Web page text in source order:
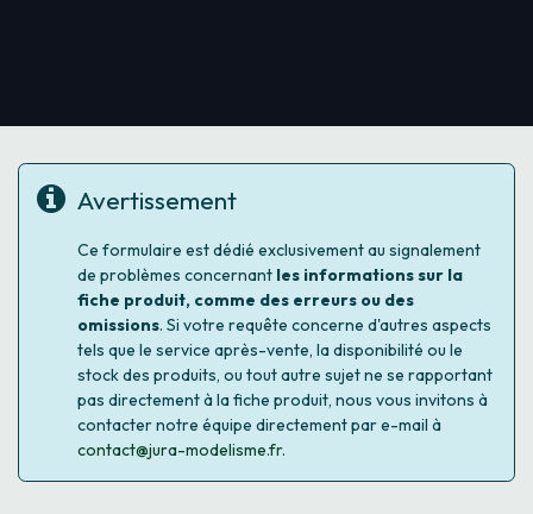
Avertissement
Ce formulaire est dédié exclusivement au signalement
de problèmes concernant les informations sur la
fiche produit, comme des erreurs ou des
omissions. Si votre requête concerne d'autres aspects
tels que le service après-vente, la disponibilité ou le
stock des produits, ou tout autre sujet ne se rapportant
pas directement à la fiche produit, nous vous invitons à
contacter notre équipe directement par e-mail à
contact@jura-modelisme.fr.